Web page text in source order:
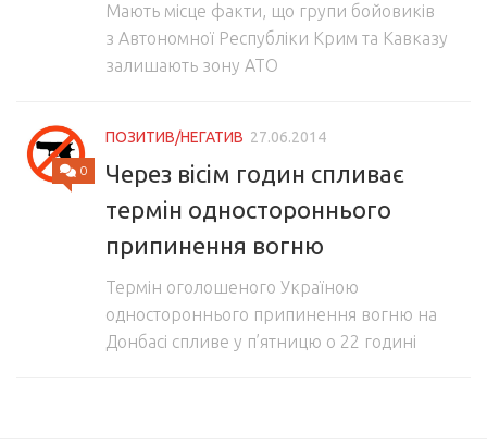
Мають місце факти, що групи бойовиків
з Автономної Республіки Крим та Кавказу
залишають зону АТО
0
ПОЗИТИВ/НЕГАТИВ 27.06.2014
Через вісім годин спливає
термін одностороннього
припинення вогню
Термін оголошеного Україною
одностороннього припинення вогню на
Донбасі спливе у п’ятницю о 22 годині